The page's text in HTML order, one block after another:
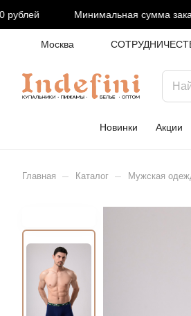
Минимальная сумма
Москва
Новинки Акции
Главная – Каталог – Мужская